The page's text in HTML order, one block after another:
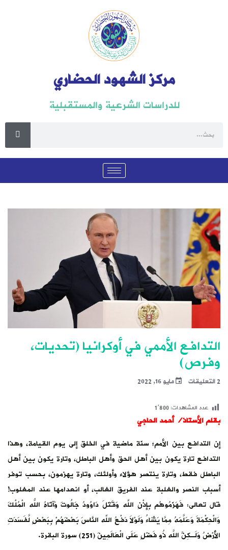
مركز الشهود الحضاري
للدراسات الشرعية والمستقبلية
التدافع الأممي في أوكرانيا (تحديات،
وفرص)
2 التعليقات مايو 16, 2022
عدد المشاهدات:1٬800
بقلم الأستاذ/ أحمد الحاجي
إن التدافع بين الأمم؛ سنّة ماضية في الخلق إلى يوم القيامة، وهذا
التدافع تارة يكون بين أهل الحق وأهل الباطل، وتارة يكون بين أهل
الباطل فقط، وتارة ينتصر هؤلاء وأولئك، وتارة يهزمون، بحسب توفر
أسباب النصر والغلبة عند الفريق الغالب، أو انعدامها عند المغلوب!
قال تعالى: فَهَزَمُوهُم بِإِذْنِ اللّهِ وَقَتَلَ دَاوُودُ جَالُوتَ وَآتَاهُ اللّهُ الْمُلْكَ
وَالْحِكْمَةَ وَعَلَّمَهُ مِمَّا يَشَاءُ وَلَوْلاَ دَفْعُ اللّهِ النَّاسَ بَعْضَهُمْ بِبَعْضٍ لَّفَسَدَتِ
الأَرْضُ وَلَـكِنَّ اللّهَ ذُو فَضْلٍ عَلَى الْعَالَمِينَ (251) سورة البقرة.